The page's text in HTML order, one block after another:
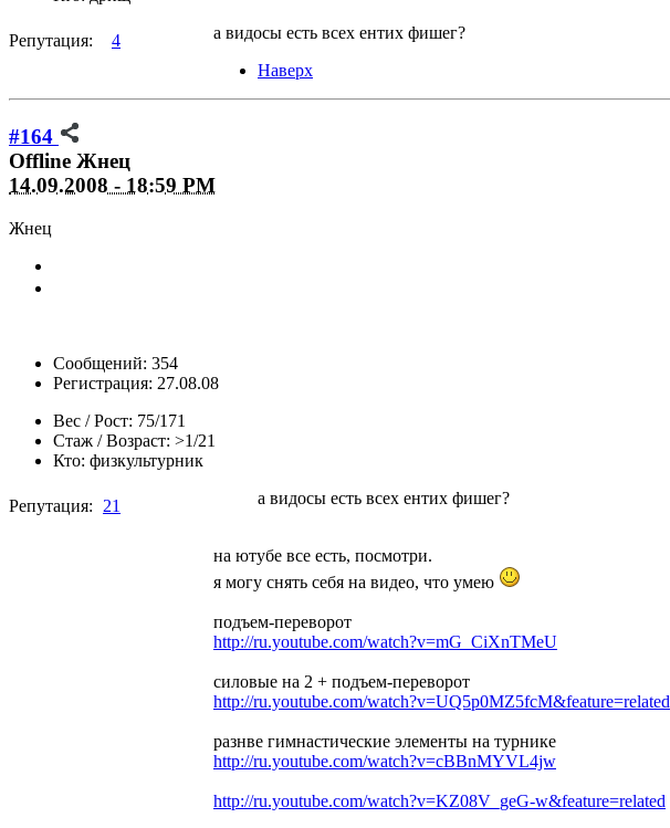
Репутация: 4
а видосы есть всех ентих фишег?
Наверх
#164
Offline Жнец
14.09.2008 - 18:59 PM
Жнец
Сообщений: 354
Регистрация: 27.08.08
Вес / Рост: 75/171
Стаж / Возраст: >1/21
Кто: физкультурник
Репутация: 21 а видосы есть всех ентих фишег?
на ютубе все есть, посмотри.
я могу снять себя на видео, что умею
подъем-переворот
http://ru.youtube.com/watch?v=mG_CiXnTMeU
силовые на 2 + подъем-переворот
http://ru.youtube.com/watch?v=UQ5p0MZ5fcM&feature=related
разнве гимнастические элементы на турнике
http://ru.youtube.com/watch?v=cBBnMYVL4jw
http://ru.youtube.com/watch?v=KZ08V_geG-w&feature=related